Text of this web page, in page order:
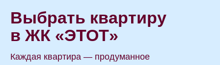
Каждая квартира — продуманное
и комфортное пространство. Студии, квартиры
с одной, двумя или тремя спальнями:
разнообразие планировок, чтобы
потолки, просторные комнаты, большие окна